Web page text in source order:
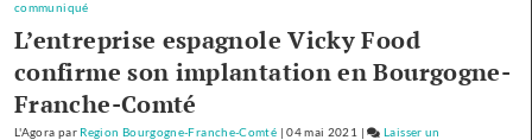
pour
le
tourisme
de
communiqué
L’entreprise espagnole Vicky Food
confirme son implantation en Bourgogne-
Franche-Comté
L'Agora par Region Bourgogne-Franche-Comté |04 mai 2021 |
Laisser un